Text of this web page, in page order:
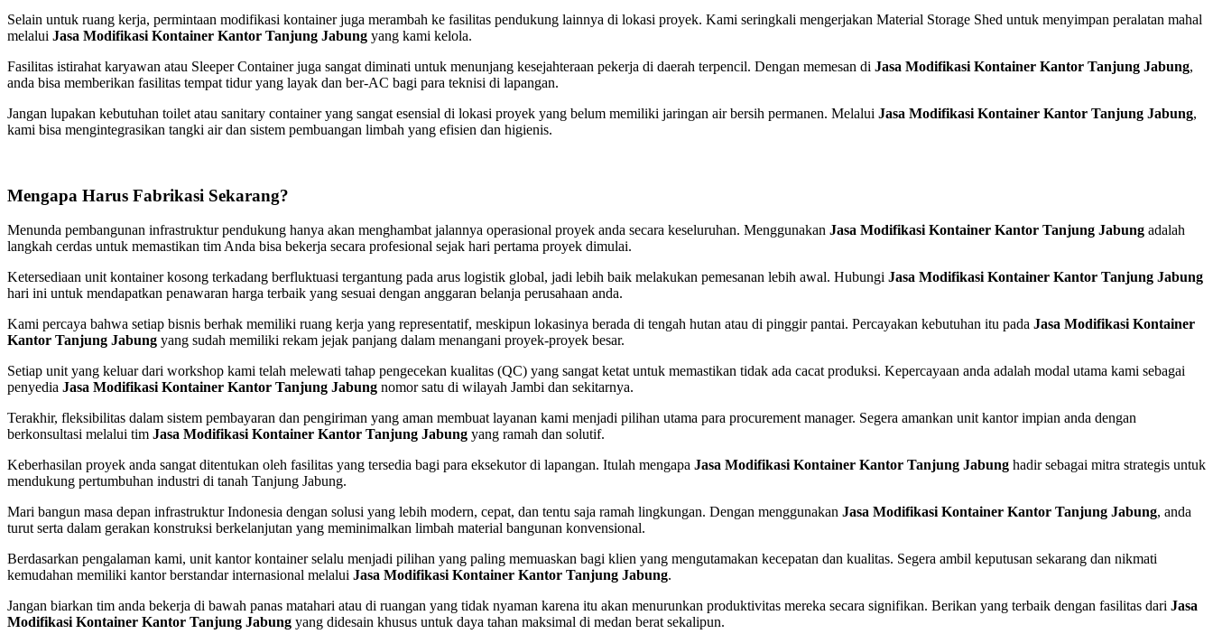
Selain untuk ruang kerja, permintaan modifikasi kontainer juga merambah ke fasilitas pendukung lainnya di lokasi proyek. Kami seringkali mengerjakan Material Storage Shed untuk menyimpan peralatan mahal
melalui Jasa Modifikasi Kontainer Kantor Tanjung Jabung yang kami kelola.
Fasilitas istirahat karyawan atau Sleeper Container juga sangat diminati untuk menunjang kesejahteraan pekerja di daerah terpencil. Dengan memesan di Jasa Modifikasi Kontainer Kantor Tanjung Jabung,
anda bisa memberikan fasilitas tempat tidur yang layak dan ber-AC bagi para teknisi di lapangan.
Jangan lupakan kebutuhan toilet atau sanitary container yang sangat esensial di lokasi proyek yang belum memiliki jaringan air bersih permanen. Melalui Jasa Modifikasi Kontainer Kantor Tanjung Jabung,
kami bisa mengintegrasikan tangki air dan sistem pembuangan limbah yang efisien dan higienis.
Mengapa Harus Fabrikasi Sekarang?
Menunda pembangunan infrastruktur pendukung hanya akan menghambat jalannya operasional proyek anda secara keseluruhan. Menggunakan Jasa Modifikasi Kontainer Kantor Tanjung Jabung adalah
langkah cerdas untuk memastikan tim Anda bisa bekerja secara profesional sejak hari pertama proyek dimulai.
Ketersediaan unit kontainer kosong terkadang berfluktuasi tergantung pada arus logistik global, jadi lebih baik melakukan pemesanan lebih awal. Hubungi Jasa Modifikasi Kontainer Kantor Tanjung Jabung
hari ini untuk mendapatkan penawaran harga terbaik yang sesuai dengan anggaran belanja perusahaan anda.
Kami percaya bahwa setiap bisnis berhak memiliki ruang kerja yang representatif, meskipun lokasinya berada di tengah hutan atau di pinggir pantai. Percayakan kebutuhan itu pada Jasa Modifikasi Kontainer
Kantor Tanjung Jabung yang sudah memiliki rekam jejak panjang dalam menangani proyek-proyek besar.
Setiap unit yang keluar dari workshop kami telah melewati tahap pengecekan kualitas (QC) yang sangat ketat untuk memastikan tidak ada cacat produksi. Kepercayaan anda adalah modal utama kami sebagai
penyedia Jasa Modifikasi Kontainer Kantor Tanjung Jabung nomor satu di wilayah Jambi dan sekitarnya.
Terakhir, fleksibilitas dalam sistem pembayaran dan pengiriman yang aman membuat layanan kami menjadi pilihan utama para procurement manager. Segera amankan unit kantor impian anda dengan
berkonsultasi melalui tim Jasa Modifikasi Kontainer Kantor Tanjung Jabung yang ramah dan solutif.
Keberhasilan proyek anda sangat ditentukan oleh fasilitas yang tersedia bagi para eksekutor di lapangan. Itulah mengapa Jasa Modifikasi Kontainer Kantor Tanjung Jabung hadir sebagai mitra strategis untuk
mendukung pertumbuhan industri di tanah Tanjung Jabung.
Mari bangun masa depan infrastruktur Indonesia dengan solusi yang lebih modern, cepat, dan tentu saja ramah lingkungan. Dengan menggunakan Jasa Modifikasi Kontainer Kantor Tanjung Jabung, anda
turut serta dalam gerakan konstruksi berkelanjutan yang meminimalkan limbah material bangunan konvensional.
Berdasarkan pengalaman kami, unit kantor kontainer selalu menjadi pilihan yang paling memuaskan bagi klien yang mengutamakan kecepatan dan kualitas. Segera ambil keputusan sekarang dan nikmati
kemudahan memiliki kantor berstandar internasional melalui Jasa Modifikasi Kontainer Kantor Tanjung Jabung.
Jangan biarkan tim anda bekerja di bawah panas matahari atau di ruangan yang tidak nyaman karena itu akan menurunkan produktivitas mereka secara signifikan. Berikan yang terbaik dengan fasilitas dari Jasa
Modifikasi Kontainer Kantor Tanjung Jabung yang didesain khusus untuk daya tahan maksimal di medan berat sekalipun.